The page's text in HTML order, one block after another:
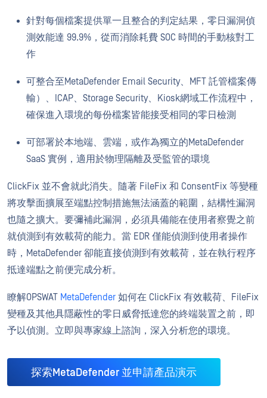
針對每個檔案提供單一且整合的判定結果，零日漏洞偵
測效能達 99.9%，從而消除耗費 SOC 時間的手動核對工
作
可整合至MetaDefender Email Security、MFT 託管檔案傳
輸）、ICAP、Storage Security、Kiosk網域工作流程中，
確保進入環境的每份檔案皆能接受相同的零日檢測
可部署於本地端、雲端，或作為獨立的MetaDefender
SaaS 實例，適用於物理隔離及受監管的環境
ClickFix 並不會就此消失。隨著 FileFix 和 ConsentFix 等變種
將攻擊面擴展至端點控制措施無法涵蓋的範圍，結構性漏洞
也隨之擴大。要彌補此漏洞，必須具備能在使用者察覺之前
就偵測到有效載荷的能力。當 EDR 僅能偵測到使用者操作
時，MetaDefender 卻能直接偵測到有效載荷，並在執行程序
抵達端點之前便完成分析。
瞭解OPSWAT MetaDefender 如何在 ClickFix 有效載荷、FileFix
變種及其他具隱蔽性的零日威脅抵達您的終端裝置之前，即
予以偵測。立即與專家線上諮詢，深入分析您的環境。
探索MetaDefender 並申請產品演示